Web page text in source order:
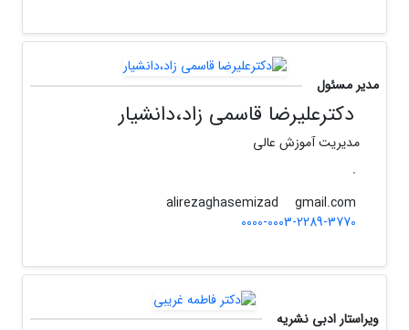
مدیر مسئول
دکترعلیرضا قاسمی زاد،دانشیار
مدیریت آموزش عالی
.
gmail.com
0000-0003-2289-3770
ویراستار ادبی نشریه